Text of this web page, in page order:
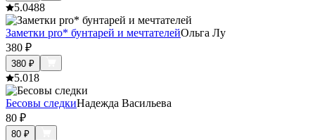
5.0488
Заметки pro* бунтарей и мечтателейОльга Лу
380 ₽
380 ₽
5.018
Бесовы следкиНадежда Васильева
80 ₽
80 ₽